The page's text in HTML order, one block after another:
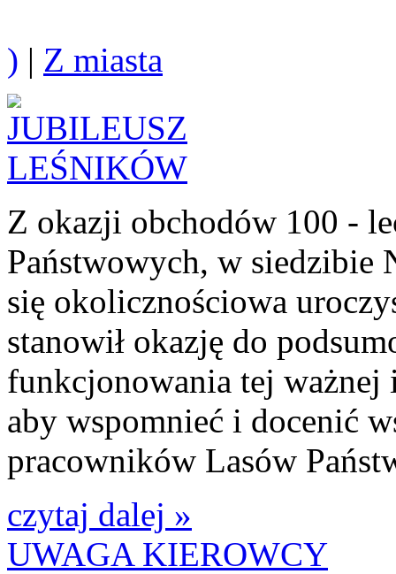
) | Z miasta
Z okazji obchodów 100 -
Państwowych, w siedzibie
się okolicznościowa
stanowił okazję do
funkcjonowania tej ważnej
aby wspomnieć i docenić
pracowników Lasów
czytaj dalej »
UWAGA KIEROWCY